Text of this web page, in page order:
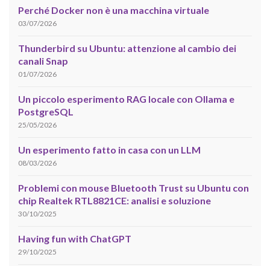
Perché Docker non è una macchina virtuale
03/07/2026
Thunderbird su Ubuntu: attenzione al cambio dei
canali Snap
01/07/2026
Un piccolo esperimento RAG locale con Ollama e
PostgreSQL
25/05/2026
Un esperimento fatto in casa con un LLM
08/03/2026
Problemi con mouse Bluetooth Trust su Ubuntu con
chip Realtek RTL8821CE: analisi e soluzione
30/10/2025
Having fun with ChatGPT
29/10/2025